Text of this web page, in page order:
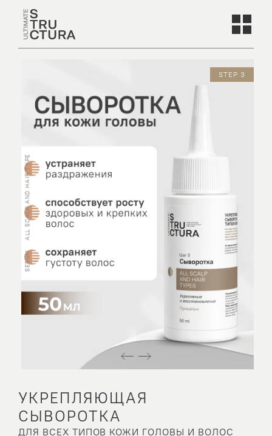
STEP 3
SERUM
ALL SCALP AND HAIR TYPE
УКРЕПЛЯЮЩАЯ
СЫВОРОТКА
ДЛЯ ВСЕХ ТИПОВ КОЖИ ГОЛОВЫ И ВОЛОС